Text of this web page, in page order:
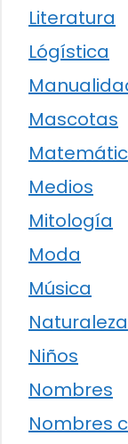
Literatura
Lógística
Mascotas
Medios
Mitología
Moda
Música
Naturaleza
Niños
Nombres
Nombres